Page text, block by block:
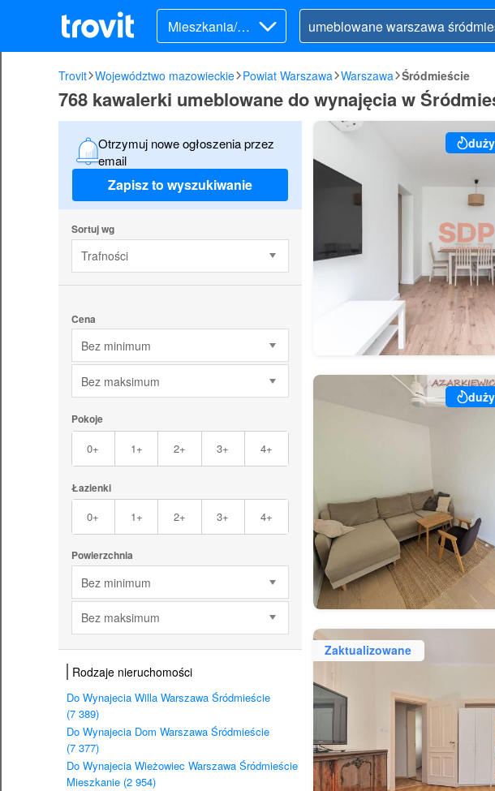
Mieszkania/Do
my (wynajem)
Trovit Województwo mazowieckie Powiat Warszawa Warszawa Śródmieście
768 kawalerki umeblowane do wynajęcia w
Otrzymuj nowe ogłoszenia przez
email
Zapisz to wyszukiwanie
Sortuj wg
Trafności
Cena
Bez minimum
Bez maksimum
Pokoje
0+ 1+ 2+ 3+ 4+
Łazienki
0+ 1+ 2+ 3+ 4+
Powierzchnia
Bez minimum
Bez maksimum
Rodzaje nieruchomości
Do Wynajecia Willa Warszawa Śródmieście
(7 389)
Do Wynajecia Dom Warszawa Śródmieście
(7 377)
Do Wynajecia Wieżowiec Warszawa Śródmieście
Mieszkanie (2 954)
Zaktualizowane